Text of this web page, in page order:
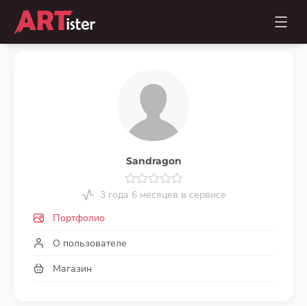
Sandragon
3 года 6 месяцев в сервисе
Портфолио
О пользователе
Магазин